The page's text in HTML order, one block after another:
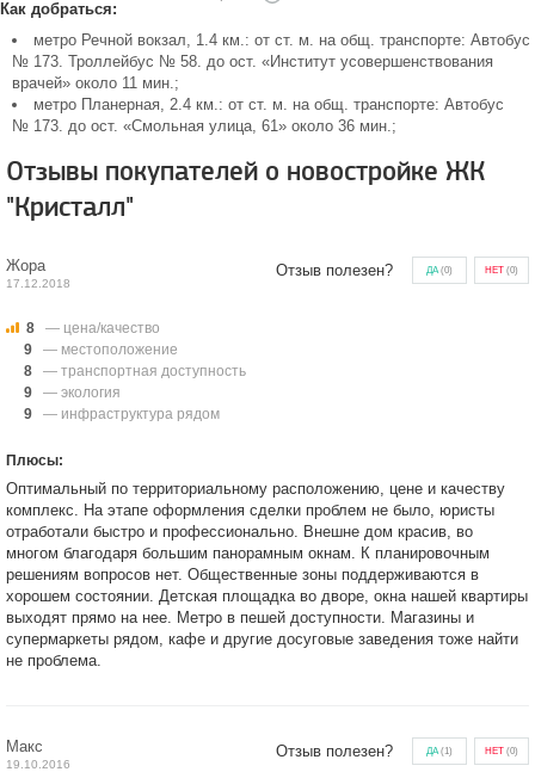
Как добраться:
метро Речной вокзал, 1.4 км.: от ст. м. на общ. транспорте: Автобус
№ 173. Троллейбус № 58. до ост. «Институт усовершенствования
врачей» около 11 мин.;
метро Планерная, 2.4 км.: от ст. м. на общ. транспорте: Автобус
№ 173. до ост. «Смольная улица, 61» около 36 мин.;
Отзывы покупателей о новостройке ЖК
"Кристалл"
Жора
17.12.2018
Отзыв полезен? ДА(0) НЕТ (0)
8
— цена/качество
9
— местоположение
8
— транспортная доступность
9
— экология
9
— инфраструктура рядом
Плюсы:
Оптимальный по территориальному расположению, цене и качеству
комплекс. На этапе оформления сделки проблем не было, юристы
отработали быстро и профессионально. Внешне дом красив, во
многом благодаря большим панорамным окнам. К планировочным
решениям вопросов нет. Общественные зоны поддерживаются в
хорошем состоянии. Детская площадка во дворе, окна нашей квартиры
выходят прямо на нее. Метро в пешей доступности. Магазины и
супермаркеты рядом, кафе и другие досуговые заведения тоже найти
не проблема.
Макс
19.10.2016
Отзыв полезен? ДА(1) НЕТ (0)